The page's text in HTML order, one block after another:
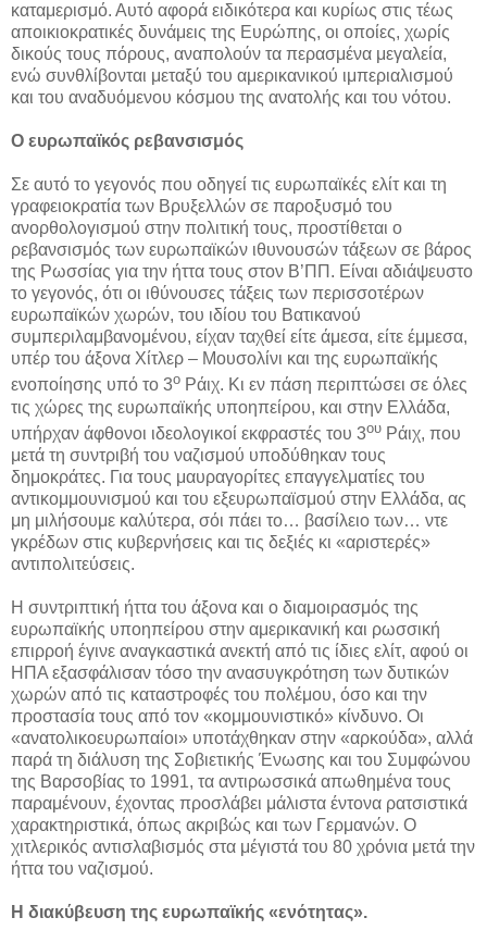
καταμερισμό. Αυτό αφορά ειδικότερα και κυρίως στις τέως
αποικιοκρατικές δυνάμεις της Ευρώπης, οι οποίες, χωρίς
δικούς τους πόρους, αναπολούν τα περασμένα μεγαλεία,
ενώ συνθλίβονται μεταξύ του αμερικανικού ιμπεριαλισμού
και του αναδυόμενου κόσμου της ανατολής και του νότου.
Ο ευρωπαϊκός ρεβανσισμός
Σε αυτό το γεγονός που οδηγεί τις ευρωπαϊκές ελίτ και τη
γραφειοκρατία των Βρυξελλών σε παροξυσμό του
ανορθολογισμού στην πολιτική τους, προστίθεται ο
ρεβανσισμός των ευρωπαϊκών ιθυνουσών τάξεων σε βάρος
της Ρωσσίας για την ήττα τους στον Β’ΠΠ. Είναι αδιάψευστο
το γεγονός, ότι οι ιθύνουσες τάξεις των περισσοτέρων
ευρωπαϊκών χωρών, του ιδίου του Βατικανού
συμπεριλαμβανομένου, είχαν ταχθεί είτε άμεσα, είτε έμμεσα,
υπέρ του άξονα Χίτλερ – Μουσολίνι και της ευρωπαϊκής
ενοποίησης υπό το 3ο Ράιχ. Κι εν πάση περιπτώσει σε όλες
τις χώρες της ευρωπαϊκής υποηπείρου, και στην Ελλάδα,
υπήρχαν άφθονοι ιδεολογικοί εκφραστές του 3ου Ράιχ, που
μετά τη συντριβή του ναζισμού υποδύθηκαν τους
δημοκράτες. Για τους μαυραγορίτες επαγγελματίες του
αντικομμουνισμού και του εξευρωπαϊσμού στην Ελλάδα, ας
μη μιλήσουμε καλύτερα, σόι πάει το… βασίλειο των… ντε
γκρέδων στις κυβερνήσεις και τις δεξιές κι «αριστερές»
αντιπολιτεύσεις.
Η συντριπτική ήττα του άξονα και ο διαμοιρασμός της
ευρωπαϊκής υποηπείρου στην αμερικανική και ρωσσική
επιρροή έγινε αναγκαστικά ανεκτή από τις ίδιες ελίτ, αφού οι
ΗΠΑ εξασφάλισαν τόσο την ανασυγκρότηση των δυτικών
χωρών από τις καταστροφές του πολέμου, όσο και την
προστασία τους από τον «κομμουνιστικό» κίνδυνο. Οι
«ανατολικοευρωπαίοι» υποτάχθηκαν στην «αρκούδα», αλλά
παρά τη διάλυση της Σοβιετικής Ένωσης και του Συμφώνου
της Βαρσοβίας το 1991, τα αντιρωσσικά απωθημένα τους
παραμένουν, έχοντας προσλάβει μάλιστα έντονα ρατσιστικά
χαρακτηριστικά, όπως ακριβώς και των Γερμανών. Ο
χιτλερικός αντισλαβισμός στα μέγιστά του 80 χρόνια μετά την
ήττα του ναζισμού.
Η διακύβευση της ευρωπαϊκής «ενότητας».